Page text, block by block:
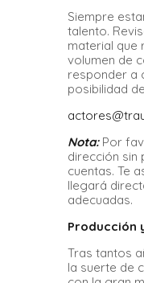
Siempre
talento.
material que
volumen de
responder a
posibilidad
Nota:Por
dirección sin
cuentas. Te
llegará
adecuadas.
Producción
Tras tantos
la suerte de